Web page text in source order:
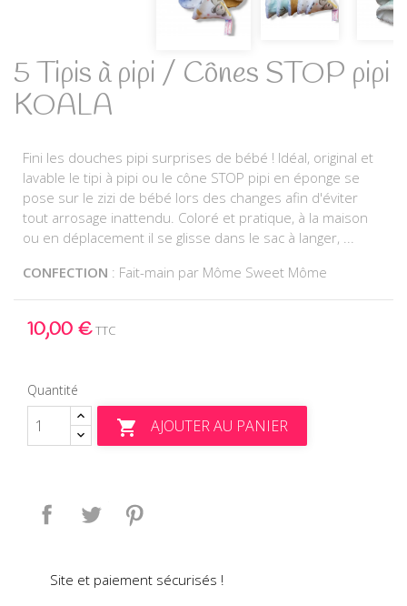
5 Tipis à pipi / Cônes STOP pipi
KOALA
Fini les douches pipi surprises de bébé ! Idéal, original et
lavable le tipi à pipi ou le cône STOP pipi en éponge se
pose sur le zizi de bébé lors des changes afin d'éviter
tout arrosage inattendu. Coloré et pratique, à la maison
ou en déplacement il se glisse dans le sac à langer, ...
CONFECTION : Fait-main par Môme Sweet Môme
10,00 €TTC
Quantité
 AJOUTER AU PANIER
Partager Tweet
Site et paiement sécurisés !